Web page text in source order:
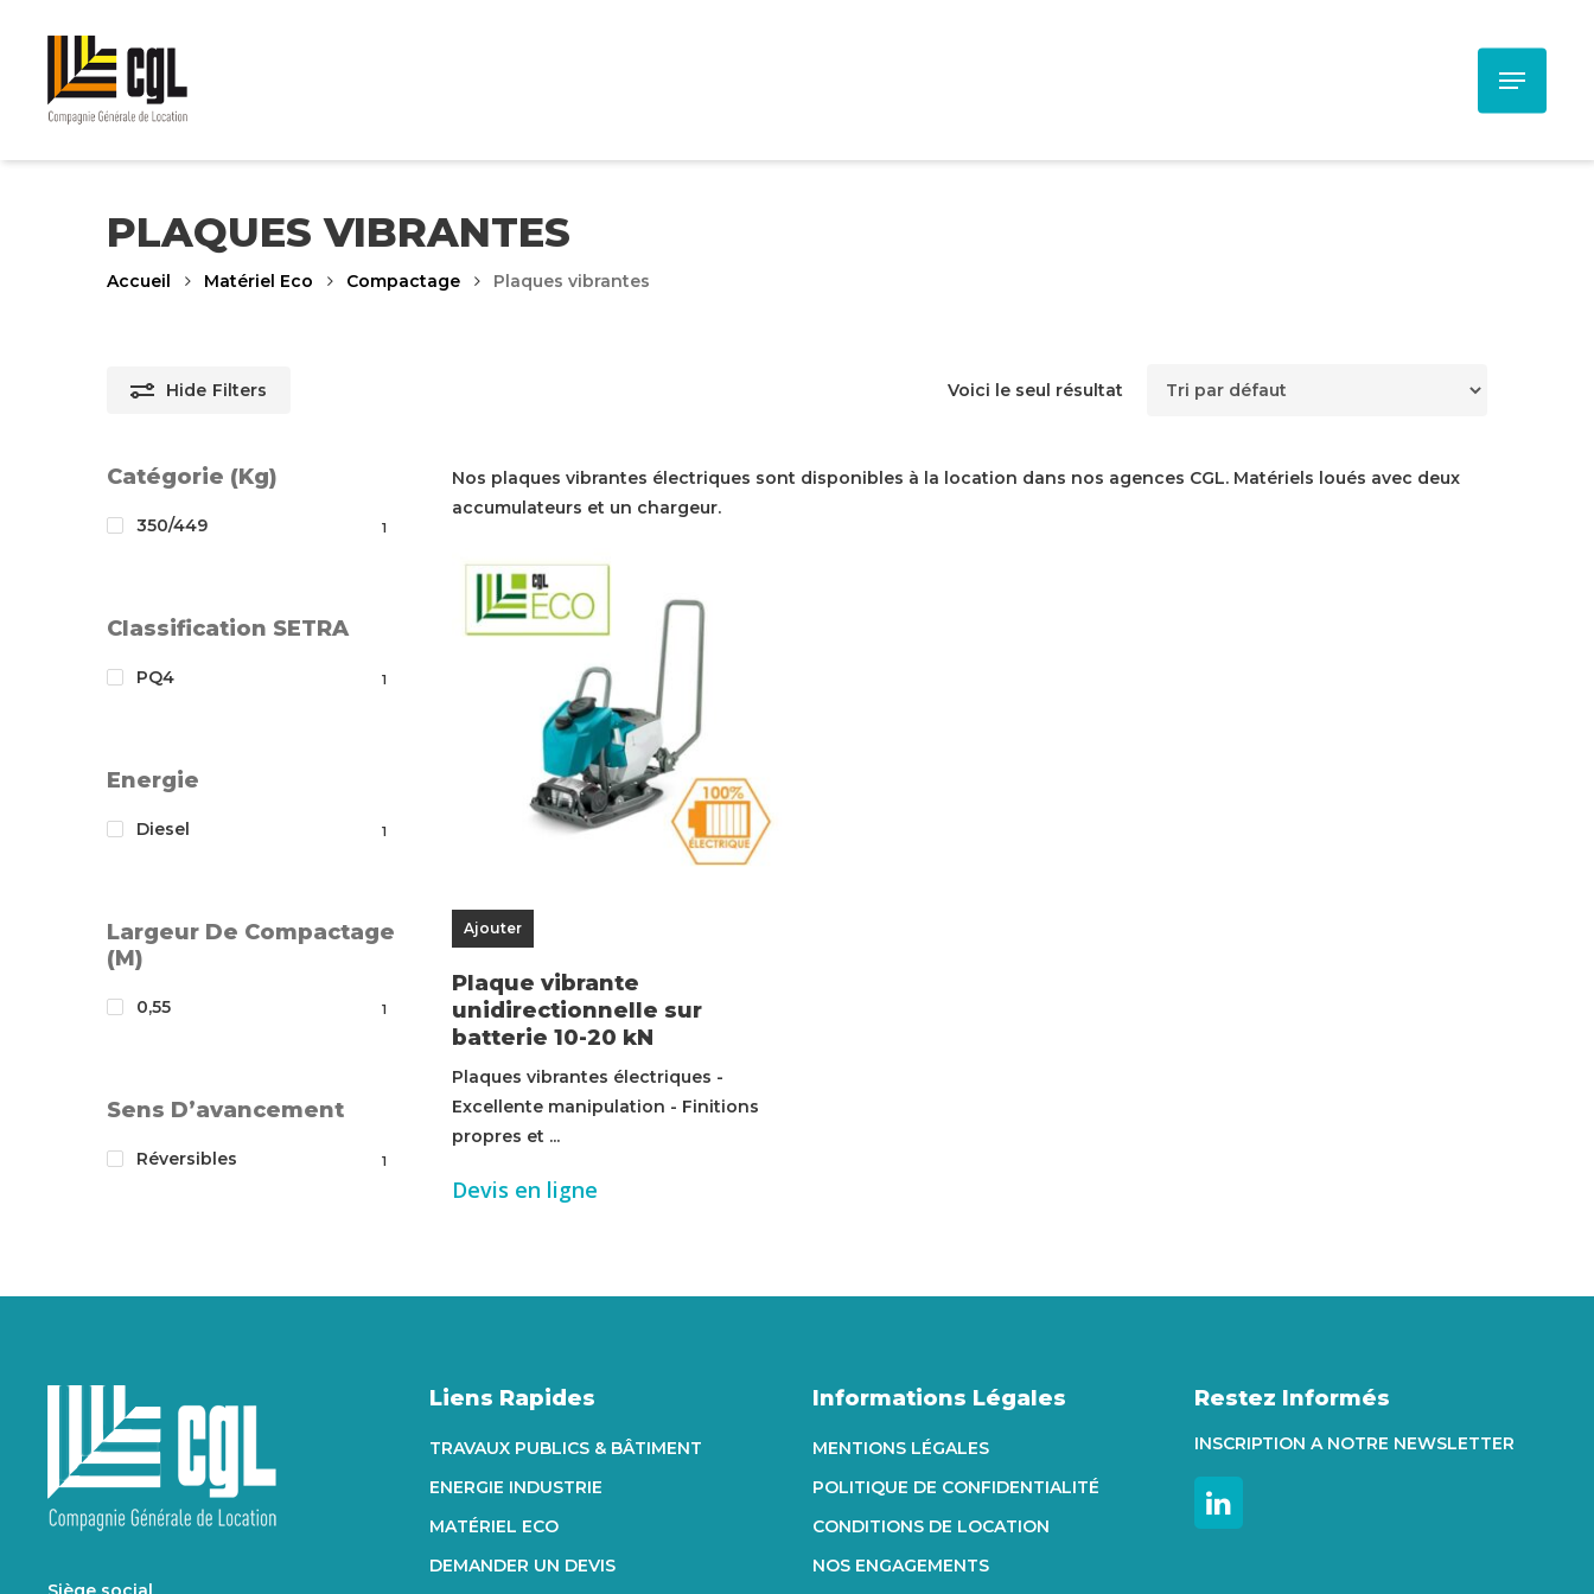
content
Menu
PLAQUES VIBRANTES
Accueil Matériel Eco Compactage Plaques vibrantes
Hide Filters Voici le seul résultat
Catégorie (Kg)
350/449 1
Classification SETRA
PQ4 1
Energie
Diesel 1
Largeur De Compactage
(m)
0,55 1
Sens D’avancement
Réversibles 1
Nos plaques vibrantes électriques sont disponibles à la location dans nos agences CGL. Matériels loués avec deux
accumulateurs et un chargeur.
Ajouter
Plaque vibrante
unidirectionnelle sur
batterie 10-20 kN
Plaques vibrantes électriques -
Excellente manipulation - Finitions
propres et ...
Devis en ligne
Liens Rapides
TRAVAUX PUBLICS & BÂTIMENT
ENERGIE INDUSTRIE
MATÉRIEL ECO
DEMANDER UN DEVIS
Informations Légales
MENTIONS LÉGALES
POLITIQUE DE CONFIDENTIALITÉ
CONDITIONS DE LOCATION
NOS ENGAGEMENTS
Restez Informés
INSCRIPTION A NOTRE NEWSLETTER